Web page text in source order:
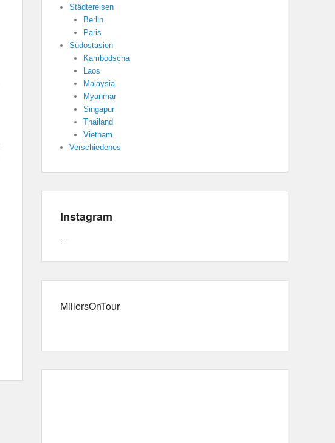
Städtereisen
Berlin
Paris
Südostasien
Kambodscha
Laos
Malaysia
Myanmar
Singapur
Thailand
Vietnam
Verschiedenes
Instagram
MillersOnTour